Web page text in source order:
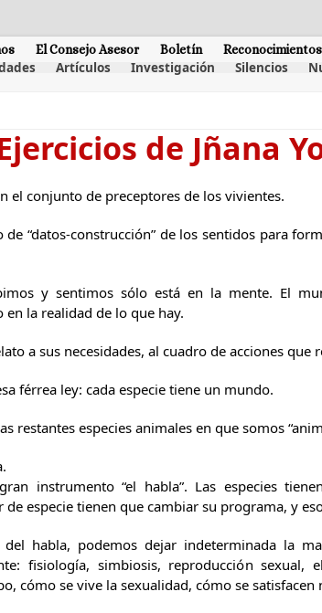
El Consejo Asesor Boletín Reconocimientos
Artículos Investigación Silencios
de Jñana
el conjunto de preceptores de los vivientes.
“datos-construcción” de los sentidos para
y sentimos sólo está en la mente. El
en la realidad de lo que hay.
a sus necesidades, al cuadro de acciones que
férrea ley: cada especie tiene un mundo.
restantes especies animales en que somos
instrumento “el habla”. Las especies
especie tienen que cambiar su programa, y
habla, podemos dejar indeterminada la
fisiología, simbiosis, reproducción sexual,
cómo se vive la sexualidad, cómo se satisfacen